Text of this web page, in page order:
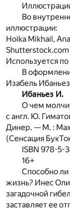
Во
иллюстрации:
Hoika Mikhail,
Shutterstock.com
Используется
В
Изабель Ибаньез
Ибаньез И.
О чем
с англ. Ю.
Динер. — М. :
(Сенсация
ISBN 978-5-
16+
Способно
жизнь? Инес
загадочной
заставляет ее